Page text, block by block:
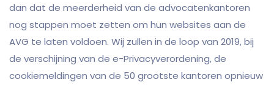
dan dat de meerderheid van de advocatenkantoren
nog stappen moet zetten om hun websites aan de
AVG te laten voldoen. Wij zullen in de loop van 2019, bij
de verschijning van de e-Privacyverordening, de
cookiemeldingen van de 50 grootste kantoren opnieuw